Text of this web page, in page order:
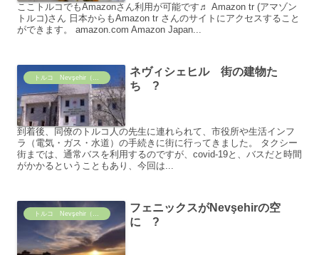
ここトルコでもAmazonさん利用が可能です♬ Amazon tr (アマゾン
トルコ)さん 日本からもAmazon tr さんのサイトにアクセスすること
ができます。 amazon.com Amazon Japan...
トルコ Nevşehir（ネヴィシェヒル）の日常
ネヴィシェヒル 街の建物た
ち ?
到着後、同僚のトルコ人の先生に連れられて、市役所や生活インフ
ラ（電気・ガス・水道）の手続きに街に行ってきました。 タクシー
街までは、通常バスを利用するのですが、covid-19と、バスだと時間
がかかるということもあり、今回は...
フェニックスがNevşehirの空
に ?